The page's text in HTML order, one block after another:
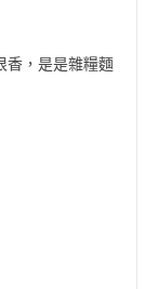
香，是是雜糧麵